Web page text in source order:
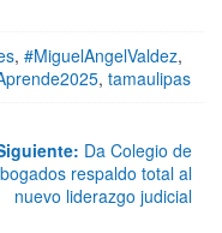
, #MiguelAngelValdez,
, tamaulipas
Da Colegio de
respaldo total al
nuevo liderazgo judicial